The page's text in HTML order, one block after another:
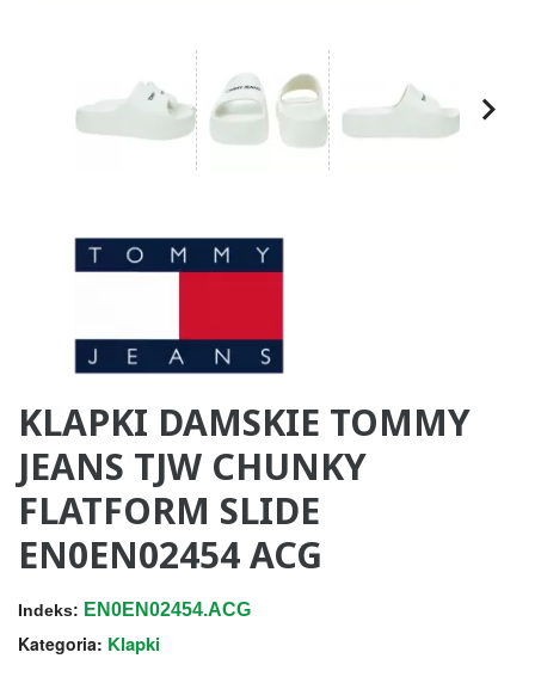
KLAPKI DAMSKIE TOMMY
JEANS TJW CHUNKY
FLATFORM SLIDE
EN0EN02454 ACG
Indeks: EN0EN02454.ACG
Kategoria: Klapki